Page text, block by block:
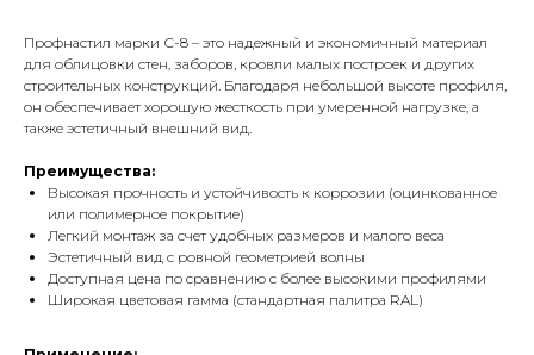
Профнастил марки С-8 – это надежный и экономичный материал
для облицовки стен, заборов, кровли малых построек и других
строительных конструкций. Благодаря небольшой высоте профиля,
он обеспечивает хорошую жесткость при умеренной нагрузке, а
также эстетичный внешний вид.
Преимущества:
Высокая прочность и устойчивость к коррозии (оцинкованное
или полимерное покрытие)
Легкий монтаж за счет удобных размеров и малого веса
Эстетичный вид с ровной геометрией волны
Доступная цена по сравнению с более высокими профилями
Широкая цветовая гамма (стандартная палитра RAL)